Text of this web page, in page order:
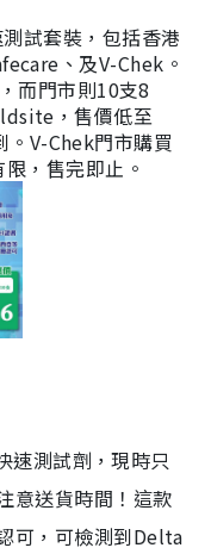
試套裝，包括香港
、及V-Chek。
而門市則10支8
，售價低至
V-Chek門市購買
，售完即止。
速測試劑，現時只
意送貨時間！這款
可，可檢測到Delta